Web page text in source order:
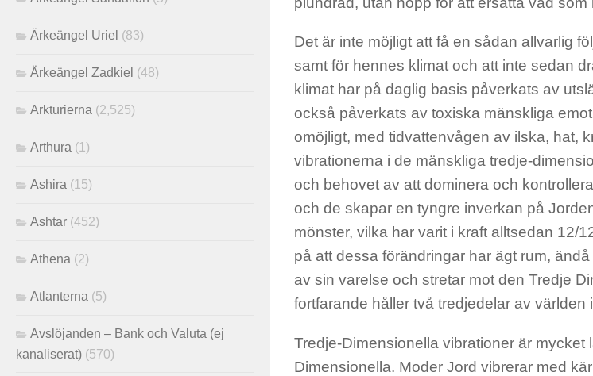
Det är inte möjligt att få en sådan allvarlig
samt för hennes klimat och att inte sedan
klimat har på daglig basis påverkats av
också påverkats av toxiska mänskliga
omöjligt, med tidvattenvågen av ilska, hat,
vibrationerna i de mänskliga tredje-
och behovet av att dominera och
och de skapar en tyngre inverkan på
mönster, vilka har varit i kraft alltsedan 12/
på att dessa förändringar har ägt rum,
av sin varelse och stretar mot den Tredje
fortfarande håller två tredjedelar av världen
Tredje-Dimensionella vibrationer är mycket
Dimensionella. Moder Jord vibrerar med
Ärkeängel Uriel (83)
Ärkeängel Zadkiel (48)
Arkturierna (2,525)
Arthura (1)
Ashira (15)
Ashtar (452)
Athena (2)
Atlanterna (5)
Avslöjanden – Bank och Valuta (ej
kanaliserat) (570)